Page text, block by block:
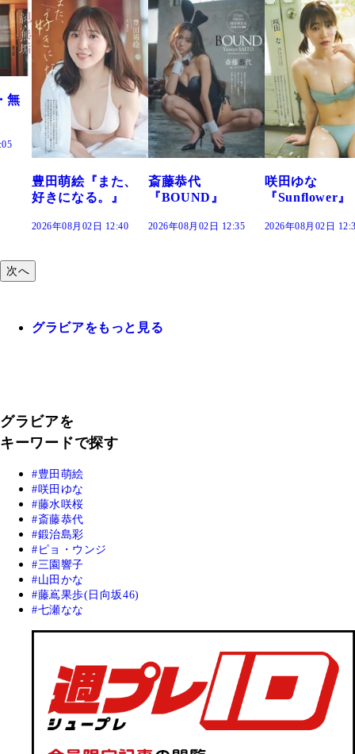
斎藤恭代
『BOUND』
2026年08月02日 12:35
咲田ゆな
『Sunflower』
2026年08月02日 12:30
藤水咲桜『花
だまり』
2026年08月02日
次へ
グラビアをもっと見る
グラビアを
キーワードで探す
豊田萌絵
咲田ゆな
藤水咲桜
斎藤恭代
鍛治島彩
ピョ・ウンジ
三園響子
山田かな
藤嶌果歩(日向坂46)
七瀬なな